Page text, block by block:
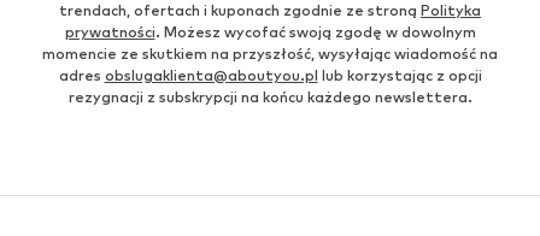
trendach, ofertach i kuponach zgodnie ze stroną Polityka
prywatności. Możesz wycofać swoją zgodę w dowolnym
momencie ze skutkiem na przyszłość, wysyłając wiadomość na
adres obslugaklienta@aboutyou.pl lub korzystając z opcji
rezygnacji z subskrypcji na końcu każdego newslettera.